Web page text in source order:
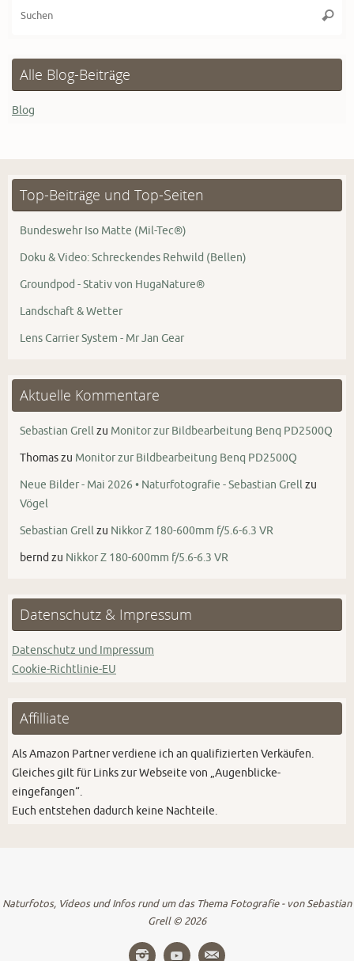
Alle Blog-Beiträge
Blog
Top-Beiträge und Top-Seiten
Bundeswehr Iso Matte (Mil-Tec®)
Doku & Video: Schreckendes Rehwild (Bellen)
Groundpod - Stativ von HugaNature®
Landschaft & Wetter
Lens Carrier System - Mr Jan Gear
Aktuelle Kommentare
Sebastian Grellzu Monitor zur Bildbearbeitung Benq PD2500Q
Thomaszu Monitor zur Bildbearbeitung Benq PD2500Q
Neue Bilder - Mai 2026 • Naturfotografie - Sebastian Grellzu
Vögel
Sebastian Grellzu Nikkor Z 180-600mm f/5.6-6.3 VR
bernd zu Nikkor Z 180-600mm f/5.6-6.3 VR
Datenschutz & Impressum
Datenschutz und Impressum
Cookie-Richtlinie-EU
Affilliate
Als Amazon Partner verdiene ich an qualifizierten Verkäufen.
Gleiches gilt für Links zur Webseite von „Augenblicke-
eingefangen“.
Euch entstehen dadurch keine Nachteile.
Naturfotos, Videos und Infos rund um das Thema Fotografie - von Sebastian
Grell © 2026